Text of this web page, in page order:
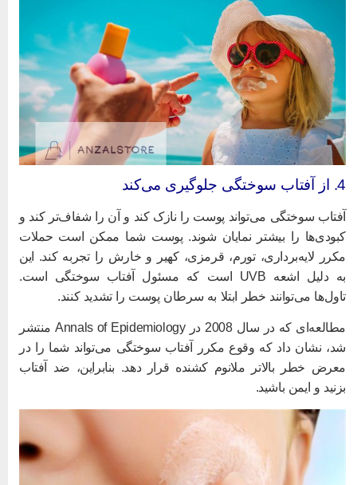
سوختگی می‌تواند پوست را نازک کند و آن را شفاف‌تر کند و
را بیشتر نمایان شوند. پوست شما ممکن است حملات
لایه‌برداری، تورم، قرمزی، کهیر و خارش را تجربه کند. این
به دلیل اشعه UVB است که مسئول آفتاب سوختگی است.
می‌توانند خطر ابتلا به سرطان پوست را تشدید کنند.
مطالعه‌ای که در سال 2008 در Annals of Epidemiology منتشر
نشان داد که وقوع مکرر آفتاب سوختگی می‌تواند شما را در
خطر بالاتر ملانوم کشنده قرار دهد. بنابراین، ضد آفتاب
و ایمن باشید.